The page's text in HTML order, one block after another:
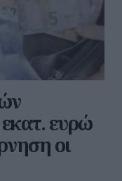
ευρώ
οι